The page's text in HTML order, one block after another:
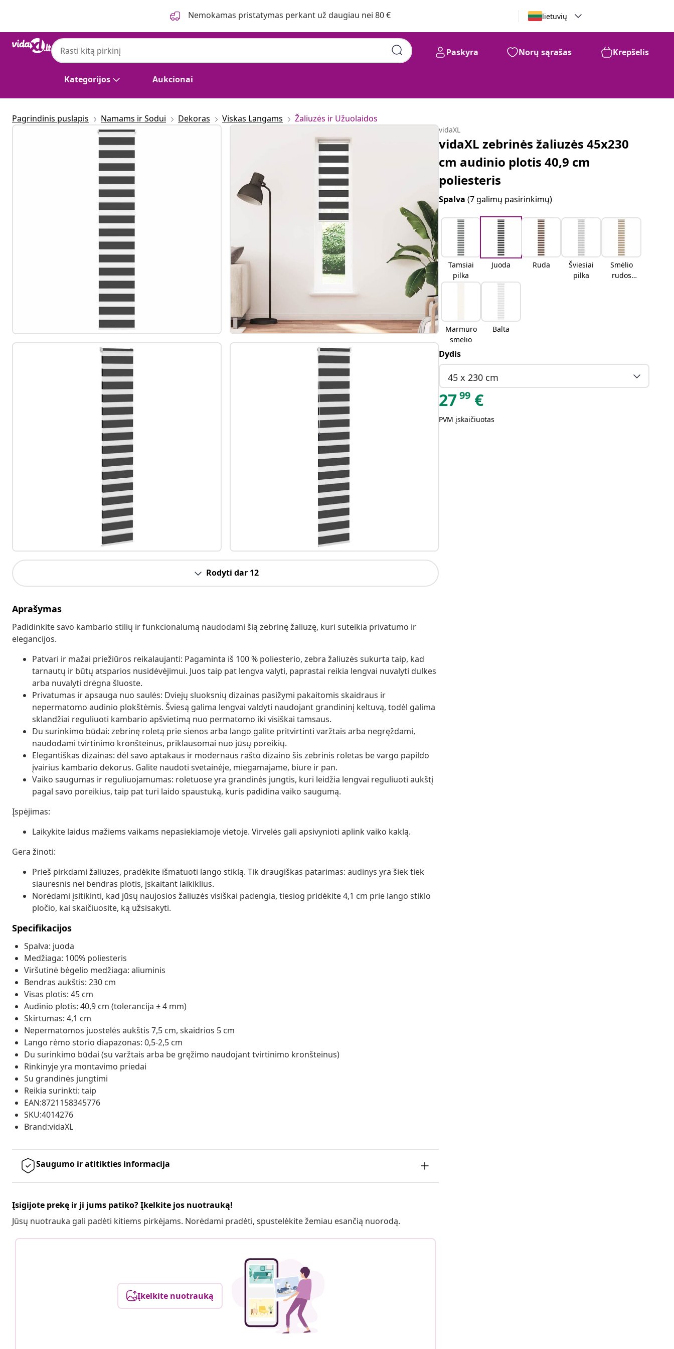
Nemokamas pristatymas perkant už daugiau nei 80 € lietuvių
Kategorijos Aukcionai
Paskyra Norų sąrašas Krepšelis
Pagrindinis puslapis Namams ir Sodui Dekoras Viskas Langams Žaliuzės ir Užuolaidos
Rodyti dar 12
Aprašymas
Padidinkite savo kambario stilių ir funkcionalumą naudodami šią zebrinę žaliuzę, kuri suteikia privatumo ir
elegancijos.
Patvari ir mažai priežiūros reikalaujanti: Pagaminta iš 100 % poliesterio, zebra žaliuzės sukurta taip, kad
tarnautų ir būtų atsparios nusidėvėjimui. Juos taip pat lengva valyti, paprastai reikia lengvai nuvalyti dulkes
arba nuvalyti drėgna šluoste.
Privatumas ir apsauga nuo saulės: Dviejų sluoksnių dizainas pasižymi pakaitomis skaidraus ir
nepermatomo audinio plokštėmis. Šviesą galima lengvai valdyti naudojant grandininį keltuvą, todėl galima
sklandžiai reguliuoti kambario apšvietimą nuo permatomo iki visiškai tamsaus.
Du surinkimo būdai: zebrinę roletą prie sienos arba lango galite pritvirtinti varžtais arba negręždami,
naudodami tvirtinimo kronšteinus, priklausomai nuo jūsų poreikių.
Elegantiškas dizainas: dėl savo aptakaus ir modernaus rašto dizaino šis zebrinis roletas be vargo papildo
įvairius kambario dekorus. Galite naudoti svetainėje, miegamajame, biure ir pan.
Vaiko saugumas ir reguliuojamumas: roletuose yra grandinės jungtis, kuri leidžia lengvai reguliuoti aukštį
pagal savo poreikius, taip pat turi laido spaustuką, kuris padidina vaiko saugumą.
Įspėjimas:
Laikykite laidus mažiems vaikams nepasiekiamoje vietoje. Virvelės gali apsivynioti aplink vaiko kaklą.
Gera žinoti:
Prieš pirkdami žaliuzes, pradėkite išmatuoti lango stiklą. Tik draugiškas patarimas: audinys yra šiek tiek
siauresnis nei bendras plotis, įskaitant laikiklius.
Norėdami įsitikinti, kad jūsų naujosios žaliuzės visiškai padengia, tiesiog pridėkite 4,1 cm prie lango stiklo
pločio, kai skaičiuosite, ką užsisakyti.
Specifikacijos
Spalva: juoda
Medžiaga: 100% poliesteris
Viršutinė bėgelio medžiaga: aliuminis
Bendras aukštis: 230 cm
Visas plotis: 45 cm
Audinio plotis: 40,9 cm (tolerancija ± 4 mm)
Skirtumas: 4,1 cm
Nepermatomos juostelės aukštis 7,5 cm, skaidrios 5 cm
Lango rėmo storio diapazonas: 0,5-2,5 cm
Du surinkimo būdai (su varžtais arba be gręžimo naudojant tvirtinimo kronšteinus)
Rinkinyje yra montavimo priedai
Su grandinės jungtimi
Reikia surinkti: taip
EAN:8721158345776
SKU:4014276
Brand:vidaXL
Saugumo ir atitikties informacija
Įsigijote prekę ir ji jums patiko? Įkelkite jos nuotrauką!
Jūsų nuotrauka gali padėti kitiems pirkėjams. Norėdami pradėti, spustelėkite žemiau esančią nuorodą.
Įkelkite nuotrauką
vidaXL
vidaXL zebrinės žaliuzės 45x230
cm audinio plotis 40,9 cm
poliesteris
Spalva(7 galimų pasirinkimų)
Tamsiai
pilka
Juoda Ruda
Šviesiai
pilka
Smėlio
rudos
Marmuro
smėlio
Balta
Dydis
45 x 230 cm
2799 €
PVM įskaičiuotas